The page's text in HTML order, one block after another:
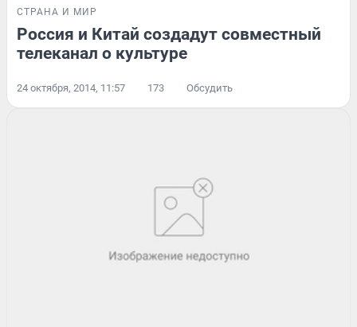
СТРАНА И МИР
Россия и Китай создадут совместный
телеканал о культуре
24 октября, 2014, 11:57 173 Обсудить